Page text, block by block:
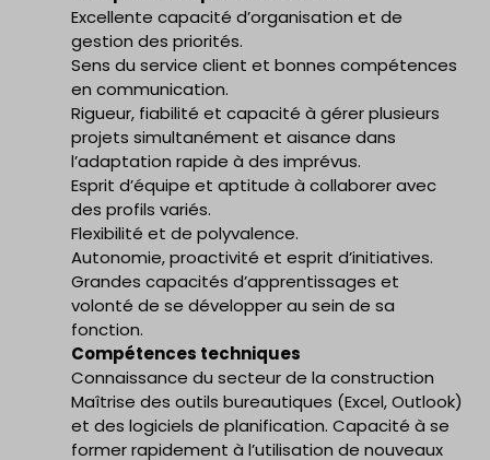
Excellente capacité d’organisation et de
gestion des priorités.
Sens du service client et bonnes compétences
en communication.
Rigueur, fiabilité et capacité à gérer plusieurs
projets simultanément et aisance dans
l’adaptation rapide à des imprévus.
Esprit d’équipe et aptitude à collaborer avec
des profils variés.
Flexibilité et de polyvalence.
Autonomie, proactivité et esprit d’initiatives.
Grandes capacités d’apprentissages et
volonté de se développer au sein de sa
fonction.
Compétences techniques
Connaissance du secteur de la construction
Maîtrise des outils bureautiques (Excel, Outlook)
et des logiciels de planification. Capacité à se
former rapidement à l’utilisation de nouveaux